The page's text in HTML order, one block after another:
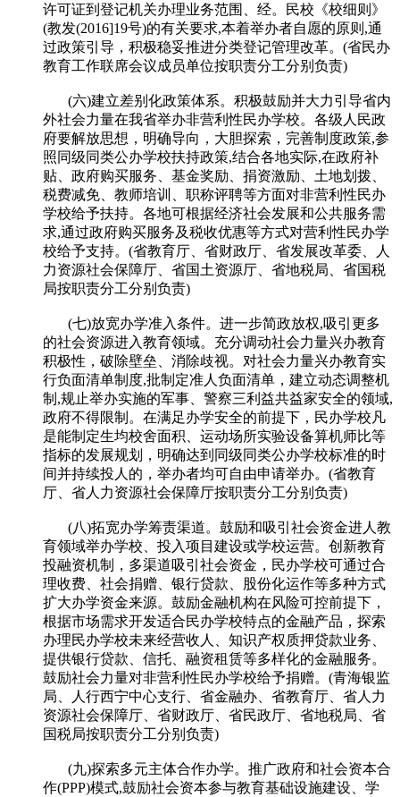
许可证到登记机关办理业务范围、经。民校《校细则》
(教发(2016]19号)的有关要求,本着举办者自愿的原则,通
过政策引导，积极稳妥推进分类登记管理改革。(省民办
教育工作联席会议成员单位按职责分工分别负责)
(六)建立差别化政策体系。积极鼓励并大力引导省内
外社会力量在我省举办非营利性民办学校。各级人民政
府要解放思想，明确导向，大胆探索，完善制度政策,参
照同级同类公办学校扶持政策,结合各地实际,在政府补
贴、政府购买服务、基金奖励、捐资激励、土地划拨、
税费减免、教师培训、职称评聘等方面对非营利性民办
学校给予扶持。各地可根据经济社会发展和公共服务需
求,通过政府购买服务及税收优惠等方式对营利性民办学
校给予支持。(省教育厅、省财政厅、省发展改革委、人
力资源社会保障厅、省国土资源厅、省地税局、省国税
局按职责分工分别负责)
(七)放宽办学准入条件。进一步简政放权,吸引更多
的社会资源进入教育领域。充分调动社会力量兴办教育
积极性，破除壁垒、消除歧视。对社会力量兴办教育实
行负面清单制度,批制定准人负面清单，建立动态调整机
制,规止举办实施的军事、警察三利益共益家安全的领域,
政府不得限制。在满足办学安全的前提下，民办学校凡
是能制定生均校舍面积、运动场所实验设备算机师比等
指标的发展规划，明确达到同级同类公办学校标准的时
间并持续投人的，举办者均可自由申请举办。(省教育
厅、省人力资源社会保障厅按职责分工分别负责)
(八)拓宽办学筹责渠道。鼓励和吸引社会资金进人教
育领域举办学校、投入项目建设或学校运营。创新教育
投融资机制，多渠道吸引社会资金，民办学校可通过合
理收费、社会捐赠、银行贷款、股份化运作等多种方式
扩大办学资金来源。鼓励金融机构在风险可控前提下，
根据市场需求开发适合民办学校特点的金融产品，探索
办理民办学校未来经营收人、知识产权质押贷款业务、
提供银行贷款、信托、融资租赁等多样化的金融服务。
鼓励社会力量对非营利性民办学校给予捐赠。(青海银监
局、人行西宁中心支行、省金融办、省教育厅、省人力
资源社会保障厅、省财政厅、省民政厅、省地税局、省
国税局按职责分工分别负责)
(九)探索多元主体合作办学。推广政府和社会资本合
作(PPP)模式,鼓励社会资本参与教育基础设施建设、学